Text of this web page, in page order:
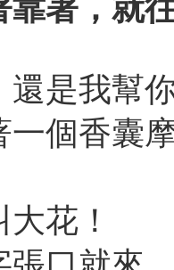
靠著，就
還是我幫
一個香囊
花！